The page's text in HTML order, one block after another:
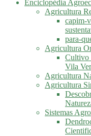
Enciclopédia
Agricultura
capim-
para-
Agricultura
Cultivo
Vila
Agricultura
Agricultura
Sistemas